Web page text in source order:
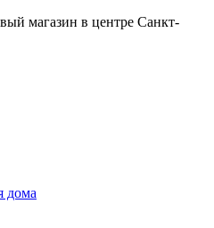
магазин в центре Санкт-
дома